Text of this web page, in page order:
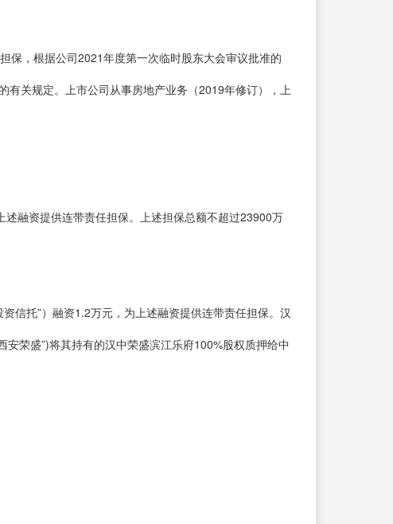
保，根据公司2021年度第一次临时股东大会审议批准的
有关规定。上市公司从事房地产业务（2019年修订），上
融资提供连带责任担保。上述担保总额不超过23900万
信托”）融资1.2万元，为上述融资提供连带责任担保。汉
荣盛”)将其持有的汉中荣盛滨江乐府100%股权质押给中